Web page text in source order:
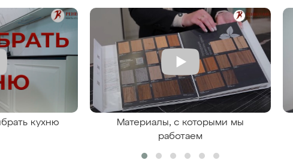
кухню
Материалы, с которыми мы
работаем